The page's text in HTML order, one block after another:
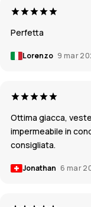
Perfetta
Lorenzo 9 mar
Ottima giacca,
impermeabile in
consigliata.
Jonathan 6 mar